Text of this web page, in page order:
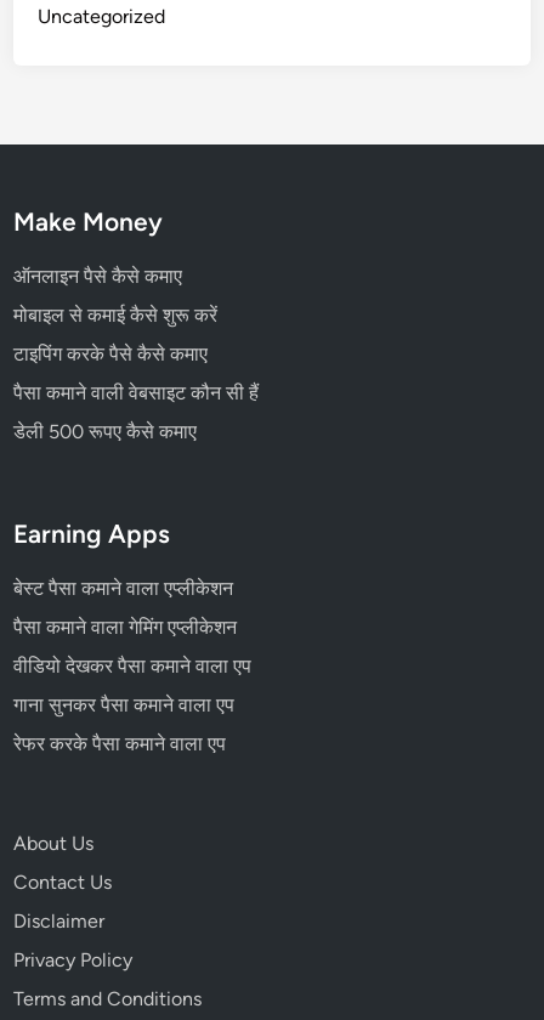
Uncategorized
Make Money
ऑनलाइन पैसे कैसे कमाए
मोबाइल से कमाई कैसे शुरू करें
टाइपिंग करके पैसे कैसे कमाए
पैसा कमाने वाली वेबसाइट कौन सी हैं
डेली 500 रूपए कैसे कमाए
Earning Apps
बेस्ट पैसा कमाने वाला एप्लीकेशन
पैसा कमाने वाला गेमिंग एप्लीकेशन
वीडियो देखकर पैसा कमाने वाला एप
गाना सुनकर पैसा कमाने वाला एप
रेफर करके पैसा कमाने वाला एप
About Us
Contact Us
Disclaimer
Privacy Policy
Terms and Conditions